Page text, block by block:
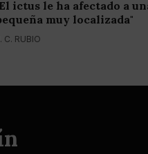
ictus le ha afectado a
muy localizada"
C. RUBIO